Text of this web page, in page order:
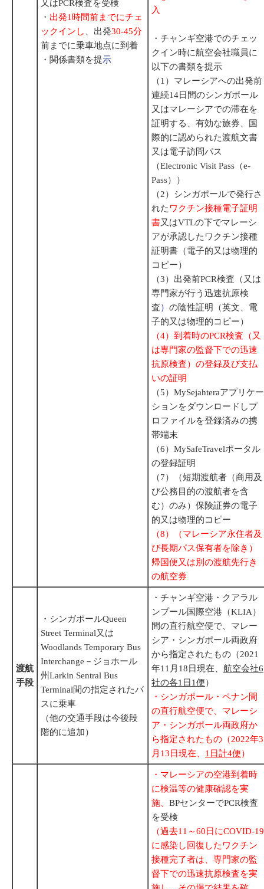
又はPCR検査を受検
・ 出発1時間前までにチェ
ックインし 、出発30-45分
前までに乗車地点に到着
・関係書類を提示
入
・チャンギ空港でのチェッ
クイン時に航空会社職員に
以下の書類を提示
（1）マレーシアへの出発前
連続14日間のシンガポール
又はマレーシアでの滞在を
証明する、有効な旅券、国
際的に認められた渡航文書
又は電子訪問パス
（Electronic Visit Pass（e-
Pass））
（2）シンガポールで発行さ
れた ワクチン接種電子証明
書又はVTLの下でマレーシ
アが承認したワクチン接種
証明書（電子的又は物理的
コピー）
（3）出発前PCR検査（又は
専門家が行う迅速抗原検
査） の陰性証明（英文、電
子的又は物理的コピー）
（4）到着時のPCR検査（又
は専門家の監督下での迅速
抗原検査）の登録及び支払
いの証明
（5）MySejahteraアプリケー
ションをダウンロードしプ
ロファイルを登録済みの携
帯端末
（6）MySafeTravelポータル
の登録証明
（7）（短期渡航者（商用及
び公務目的の渡航者を含
む）のみ）保険証券の電子
的又は物理的コピー
（8）（マレーシア永住者及
び長期パス保有者を除き）
帰国便又は別の渡航先行き
の航空券
渡航
手段
・シンガポールQueen
Street Terminal又は
Woodlands Temporary Bus
Interchange－ジョホール
州Larkin Sentral Bus
Terminal間の指定されたバ
スに乗車
（他の交通手段は今後段
階的に追加）
・チャンギ空港・クアラル
ンプール国際空港（KLIA）
間の直行航空便で、マレー
シア・シンガポール両政府
から指定されたもの（2021
年11月18日現在、 航空会社6
社の各1日1便）
・シンガポール・ペナン間
の直行航空便で、マレーシ
ア・シンガポール両政府か
ら指定されたもの（2022年3
月13日現在、 1日計4便）
・マレーシアの空港到着時
に検温等の健康確認を実
施、 BPセンターでPCR検査
を受検
（過去11～60日にCOVID-19
に感染し回復したワクチン
接種完了者は、専門家の監
督下での迅速抗原検査を実